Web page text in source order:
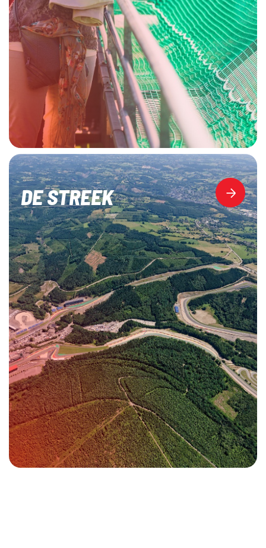
DE STREEK